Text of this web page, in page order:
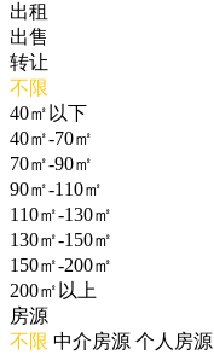
出租
出售
转让
不限
40㎡以下
40㎡-70㎡
70㎡-90㎡
90㎡-110㎡
110㎡-130㎡
130㎡-150㎡
150㎡-200㎡
200㎡以上
房源
不限 中介房源 个人房源